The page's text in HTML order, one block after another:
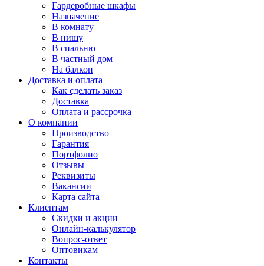
Гардеробные шкафы
Назначение
В комнату
В нишу
В спальню
В частный дом
На балкон
Доставка и оплата
Как сделать заказ
Доставка
Оплата и рассрочка
О компании
Производство
Гарантия
Портфолио
Отзывы
Реквизиты
Вакансии
Карта сайта
Клиентам
Скидки и акции
Онлайн-калькулятор
Вопрос-ответ
Оптовикам
Контакты